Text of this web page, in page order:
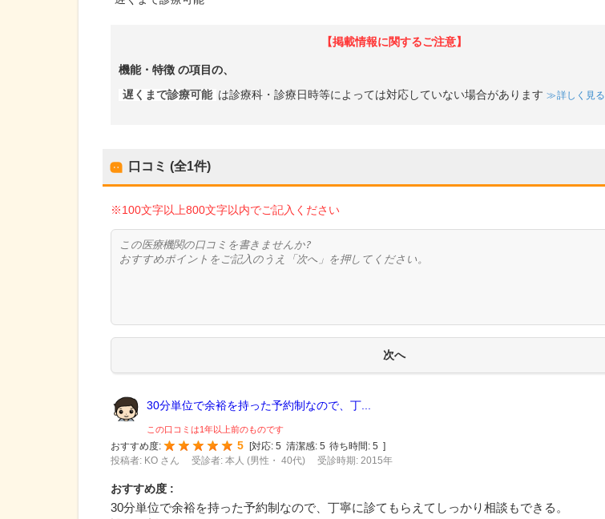
【掲載情報に関するご注意】
機能・特徴 の項目の、
遅くまで診療可能 は診療科・診療日時等によっては対応していない場合があります 詳しく見る
口コミ (全1件)
※100文字以上800文字以内でご記入ください
30分単位で余裕を持った予約制なので、丁...
この口コミは1年以上前のものです
おすすめ度:
5 [対応: 5 清潔感: 5 待ち時間: 5 ]
投稿者: KO さん
受診者: 本人 (男性・ 40代) 受診時期: 2015年
おすすめ度 :
30分単位で余裕を持った予約制なので、丁寧に診てもらえてしっかり相談もできる。